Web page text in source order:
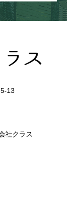
13
社クラス